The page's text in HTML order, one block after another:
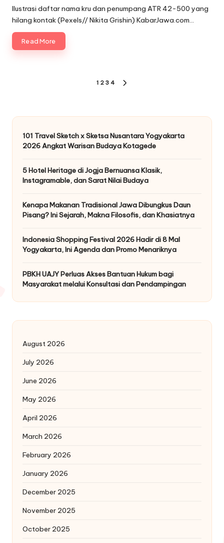
by
Ilustrasi daftar nama kru dan penumpang ATR 42-500 yang
hilang kontak (Pexels// Nikita Grishin) KabarJawa.com…
Read More
1 2 3 4
101 Travel Sketch x Sketsa Nusantara Yogyakarta
2026 Angkat Warisan Budaya Kotagede
5 Hotel Heritage di Jogja Bernuansa Klasik,
Instagramable, dan Sarat Nilai Budaya
Kenapa Makanan Tradisional Jawa Dibungkus Daun
Pisang? Ini Sejarah, Makna Filosofis, dan Khasiatnya
Indonesia Shopping Festival 2026 Hadir di 8 Mal
Yogyakarta, Ini Agenda dan Promo Menariknya
PBKH UAJY Perluas Akses Bantuan Hukum bagi
Masyarakat melalui Konsultasi dan Pendampingan
August 2026
July 2026
June 2026
May 2026
April 2026
March 2026
February 2026
January 2026
December 2025
November 2025
October 2025